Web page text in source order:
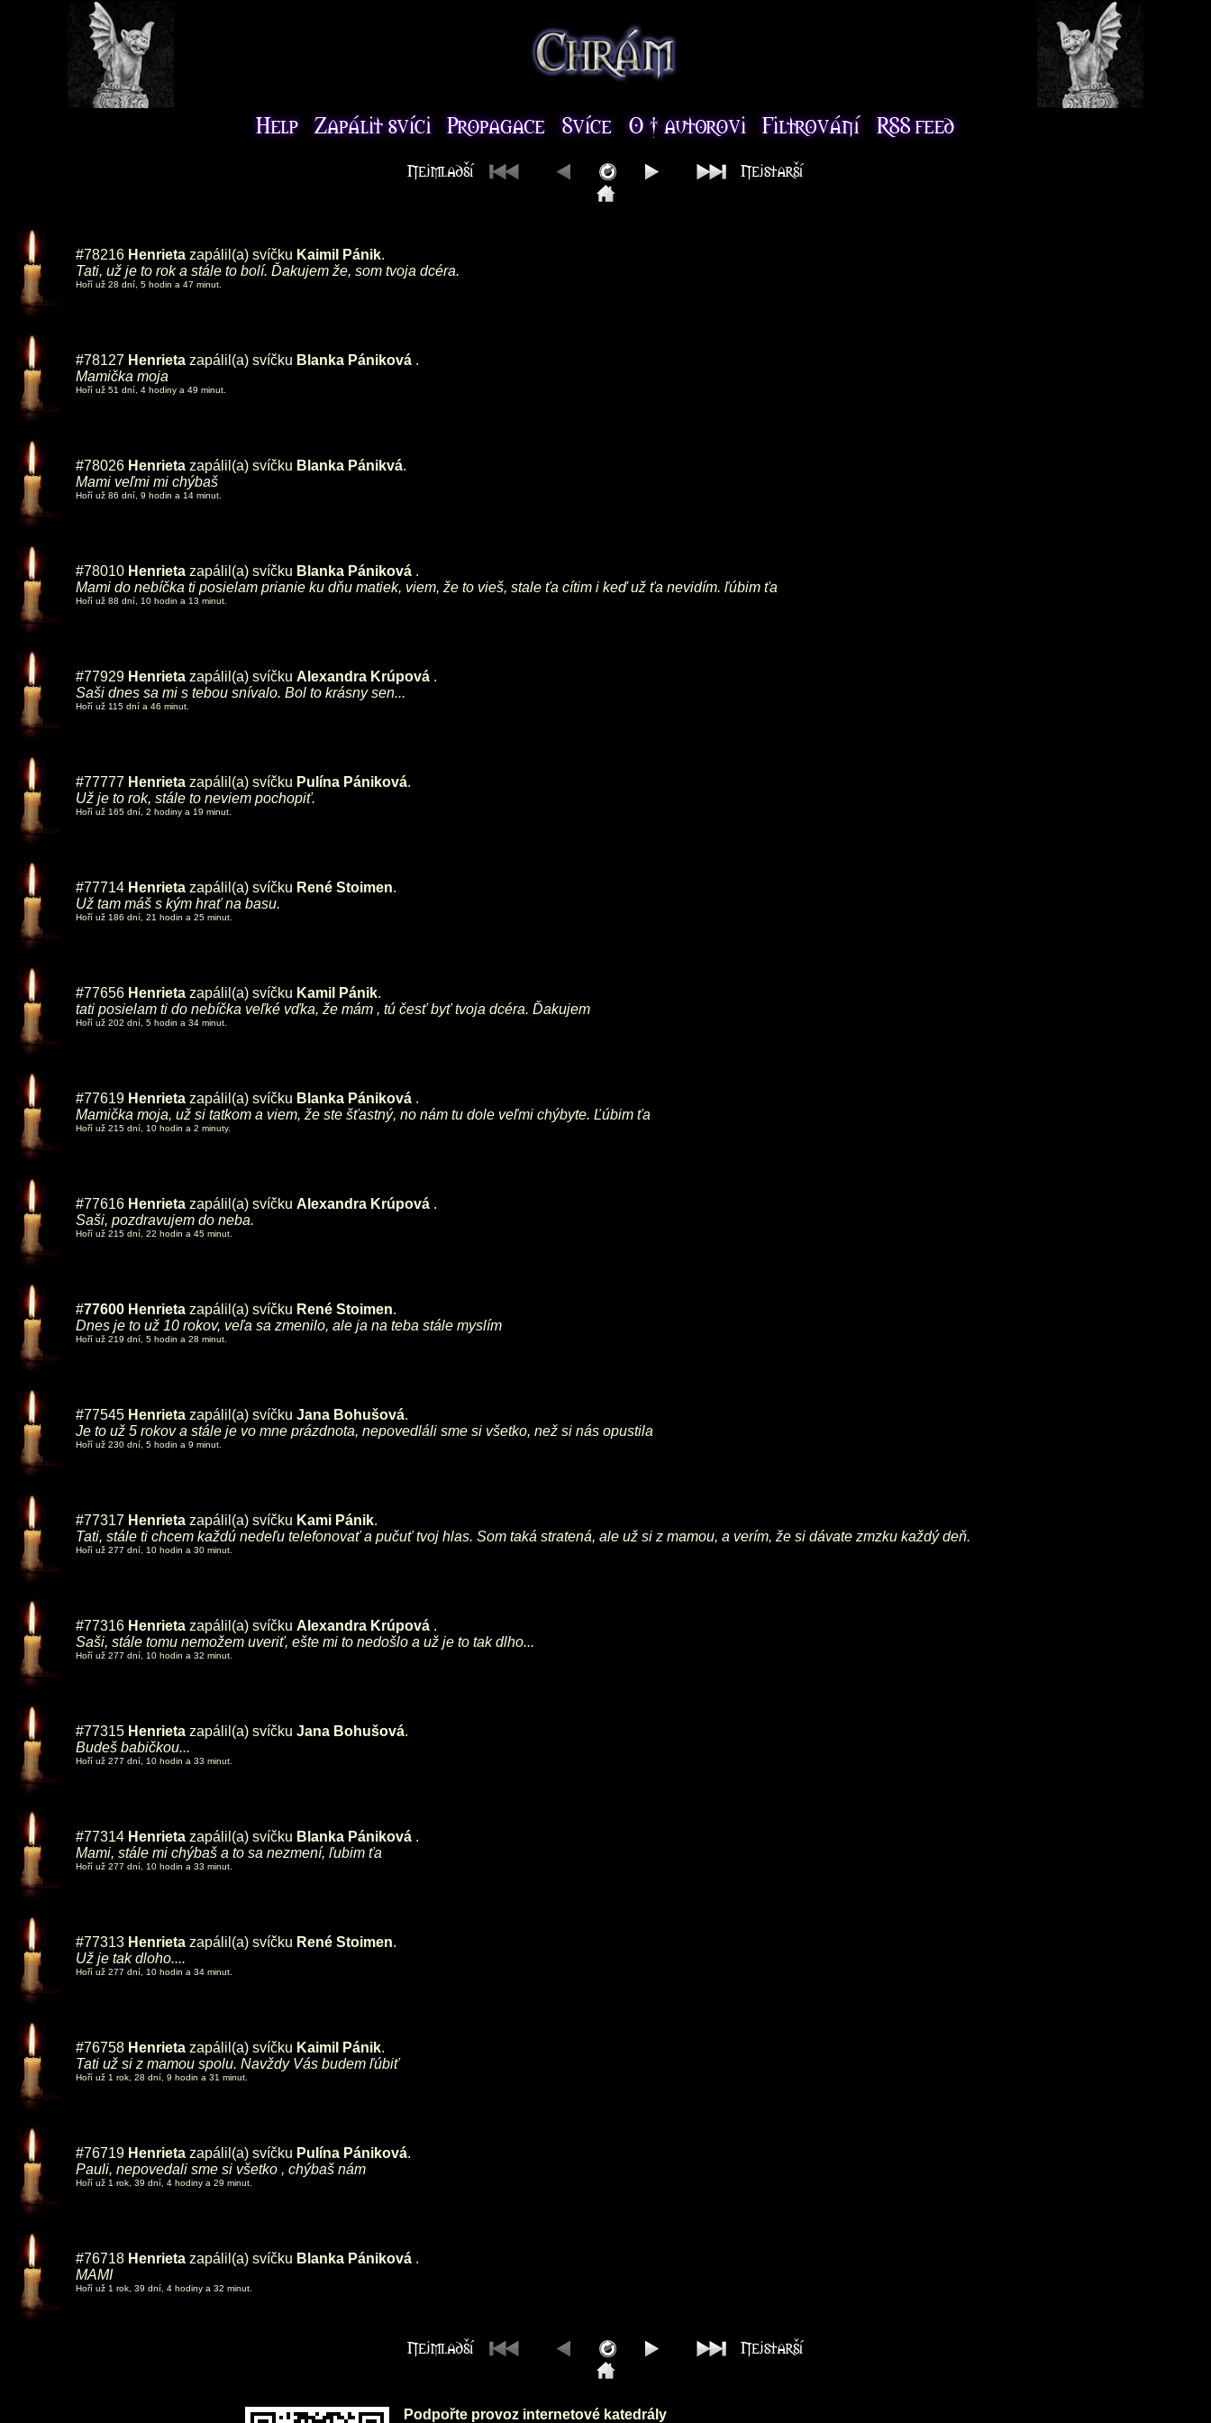
#78216 Henrieta zapálil(a) svíčku Kaimil Pánik.
Tati, už je to rok a stále to bolí. Ďakujem že, som tvoja dcéra.
Hoří už 28 dní, 5 hodin a 47 minut.
#78127 Henrieta zapálil(a) svíčku Blanka Pániková .
Mamička moja
Hoří už 51 dní, 4 hodiny a 49 minut.
#78026 Henrieta zapálil(a) svíčku Blanka Pánikvá.
Mami veľmi mi chýbaš
Hoří už 86 dní, 9 hodin a 14 minut.
#78010 Henrieta zapálil(a) svíčku Blanka Pániková .
Mami do nebíčka ti posielam prianie ku dňu matiek, viem, že to vieš, stale ťa cítim i keď už ťa nevidím. ľúbim ťa
Hoří už 88 dní, 10 hodin a 13 minut.
#77929 Henrieta zapálil(a) svíčku Alexandra Krúpová .
Saši dnes sa mi s tebou snívalo. Bol to krásny sen...
Hoří už 115 dní a 46 minut.
#77777 Henrieta zapálil(a) svíčku Pulína Pániková.
Už je to rok, stále to neviem pochopiť.
Hoří už 165 dní, 2 hodiny a 19 minut.
#77714 Henrieta zapálil(a) svíčku René Stoimen.
Už tam máš s kým hrať na basu.
Hoří už 186 dní, 21 hodin a 25 minut.
#77656 Henrieta zapálil(a) svíčku Kamil Pánik.
tati posielam ti do nebíčka veľké vďka, že mám , tú česť byť tvoja dcéra. Ďakujem
Hoří už 202 dní, 5 hodin a 34 minut.
#77619 Henrieta zapálil(a) svíčku Blanka Pániková .
Mamička moja, už si tatkom a viem, že ste šťastný, no nám tu dole veľmi chýbyte. Ľúbim ťa
Hoří už 215 dní, 10 hodin a 2 minuty.
#77616 Henrieta zapálil(a) svíčku Alexandra Krúpová .
Saši, pozdravujem do neba.
Hoří už 215 dní, 22 hodin a 45 minut.
#77600 Henrieta zapálil(a) svíčku René Stoimen.
Dnes je to už 10 rokov, veľa sa zmenilo, ale ja na teba stále myslím
Hoří už 219 dní, 5 hodin a 28 minut.
#77545 Henrieta zapálil(a) svíčku Jana Bohušová.
Je to už 5 rokov a stále je vo mne prázdnota, nepovedláli sme si všetko, než si nás opustila
Hoří už 230 dní, 5 hodin a 9 minut.
#77317 Henrieta zapálil(a) svíčku Kami Pánik.
Tati, stále ti chcem každú nedeľu telefonovať a pučuť tvoj hlas. Som taká stratená, ale už si z mamou, a verím, že si dávate zmzku každý deň.
Hoří už 277 dní, 10 hodin a 30 minut.
#77316 Henrieta zapálil(a) svíčku Alexandra Krúpová .
Saši, stále tomu nemožem uveriť, ešte mi to nedošlo a už je to tak dlho...
Hoří už 277 dní, 10 hodin a 32 minut.
#77315 Henrieta zapálil(a) svíčku Jana Bohušová.
Budeš babičkou...
Hoří už 277 dní, 10 hodin a 33 minut.
#77314 Henrieta zapálil(a) svíčku Blanka Pániková .
Mami, stále mi chýbaš a to sa nezmení, ľubim ťa
Hoří už 277 dní, 10 hodin a 33 minut.
#77313 Henrieta zapálil(a) svíčku René Stoimen.
Už je tak dloho....
Hoří už 277 dní, 10 hodin a 34 minut.
#76758 Henrieta zapálil(a) svíčku Kaimil Pánik.
Tati už si z mamou spolu. Navždy Vás budem ľúbiť
Hoří už 1 rok, 28 dní, 9 hodin a 31 minut.
#76719 Henrieta zapálil(a) svíčku Pulína Pániková.
Pauli, nepovedali sme si všetko , chýbaš nám
Hoří už 1 rok, 39 dní, 4 hodiny a 29 minut.
#76718 Henrieta zapálil(a) svíčku Blanka Pániková .
MAMI
Hoří už 1 rok, 39 dní, 4 hodiny a 32 minut.
Podpořte provoz internetové katedrály